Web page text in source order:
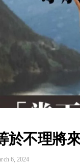
於不理將
6, 2024